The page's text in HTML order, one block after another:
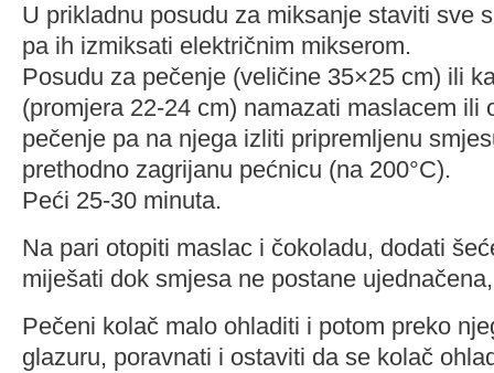
U prikladnu posudu za miksanje staviti sve
pa ih izmiksati električnim mikserom.
Posudu za pečenje (veličine 35×25 cm) ili
(promjera 22-24 cm) namazati maslacem ili
pečenje pa na njega izliti pripremljenu
prethodno zagrijanu pećnicu (na 200°C).
Peći 25-30 minuta.
Na pari otopiti maslac i čokoladu, dodati
miješati dok smjesa ne postane
Pečeni kolač malo ohladiti i potom preko
glazuru, poravnati i ostaviti da se kolač